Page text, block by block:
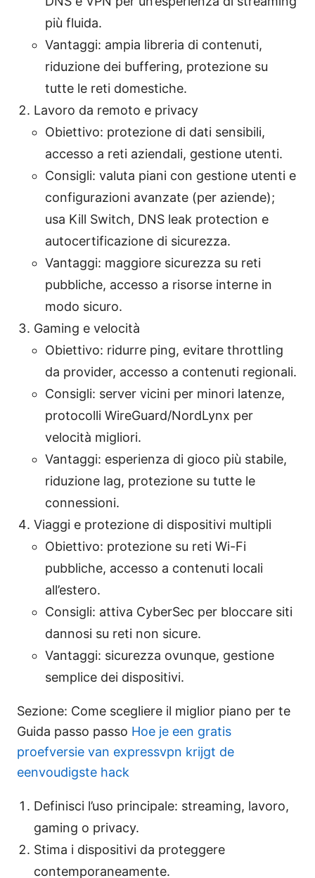
più fluida.
Vantaggi: ampia libreria di contenuti,
riduzione dei buffering, protezione su
tutte le reti domestiche.
Lavoro da remoto e privacy
Obiettivo: protezione di dati sensibili,
accesso a reti aziendali, gestione utenti.
Consigli: valuta piani con gestione utenti e
configurazioni avanzate (per aziende);
usa Kill Switch, DNS leak protection e
autocertificazione di sicurezza.
Vantaggi: maggiore sicurezza su reti
pubbliche, accesso a risorse interne in
modo sicuro.
Gaming e velocità
Obiettivo: ridurre ping, evitare throttling
da provider, accesso a contenuti regionali.
Consigli: server vicini per minori latenze,
protocolli WireGuard/NordLynx per
velocità migliori.
Vantaggi: esperienza di gioco più stabile,
riduzione lag, protezione su tutte le
connessioni.
Viaggi e protezione di dispositivi multipli
Obiettivo: protezione su reti Wi-Fi
pubbliche, accesso a contenuti locali
all’estero.
Consigli: attiva CyberSec per bloccare siti
dannosi su reti non sicure.
Vantaggi: sicurezza ovunque, gestione
semplice dei dispositivi.
Sezione: Come scegliere il miglior piano per te
Guida passo passo Hoe je een gratis
proefversie van expressvpn krijgt de
eenvoudigste hack
Definisci l’uso principale: streaming, lavoro,
gaming o privacy.
Stima i dispositivi da proteggere
contemporaneamente.